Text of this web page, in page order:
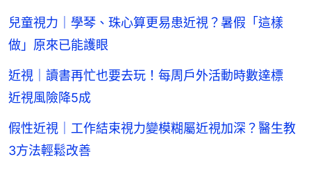
兒童視力｜學琴、珠心算更易患近視？暑假「這樣
做」原來已能護眼
近視｜讀書再忙也要去玩！每周戶外活動時數達標
近視風險降5成
假性近視｜工作結束視力變模糊屬近視加深？醫生教
3方法輕鬆改善